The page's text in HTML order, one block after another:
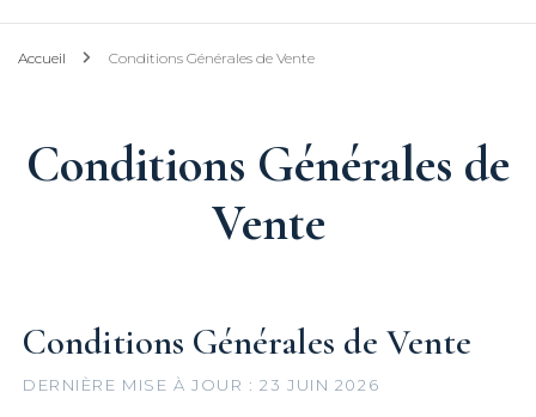
Accueil Conditions Générales de Vente
Conditions Générales de
Vente
Conditions Générales de Vente
DERNIÈRE MISE À JOUR : 23 JUIN 2026